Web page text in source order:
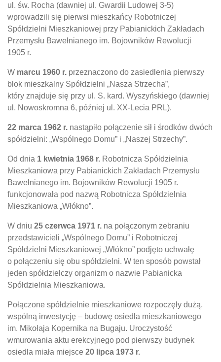
ul. św. Rocha (dawniej ul. Gwardii Ludowej 3-5)
wprowadzili się pierwsi mieszkańcy Robotniczej
Spółdzielni Mieszkaniowej przy Pabianickich Zakładach
Przemysłu Bawełnianego im. Bojowników Rewolucji
1905 r.
W marcu 1960 r. przeznaczono do zasiedlenia pierwszy
blok mieszkalny Spółdzielni „Nasza Strzecha”,
który znajduje się przy ul. S. kard. Wyszyńskiego (dawniej
ul. Nowoskromna 6, później ul. XX-Lecia PRL).
22 marca 1962 r. nastąpiło połączenie sił i środków dwóch
spółdzielni: „Wspólnego Domu” i „Naszej Strzechy”.
Od dnia 1 kwietnia 1968 r. Robotnicza Spółdzielnia
Mieszkaniowa przy Pabianickich Zakładach Przemysłu
Bawełnianego im. Bojowników Rewolucji 1905 r.
funkcjonowała pod nazwą Robotnicza Spółdzielnia
Mieszkaniowa „Włókno”.
W dniu 25 czerwca 1971 r. na połączonym zebraniu
przedstawicieli „Wspólnego Domu” i Robotniczej
Spółdzielni Mieszkaniowej „Włókno” podjęto uchwałę
o połączeniu się obu spółdzielni. W ten sposób powstał
jeden spółdzielczy organizm o nazwie Pabianicka
Spółdzielnia Mieszkaniowa.
Połączone spółdzielnie mieszkaniowe rozpoczęły dużą,
wspólną inwestycję – budowę osiedla mieszkaniowego
im. Mikołaja Kopernika na Bugaju. Uroczystość
wmurowania aktu erekcyjnego pod pierwszy budynek
osiedla miała miejsce 20 lipca 1973 r.